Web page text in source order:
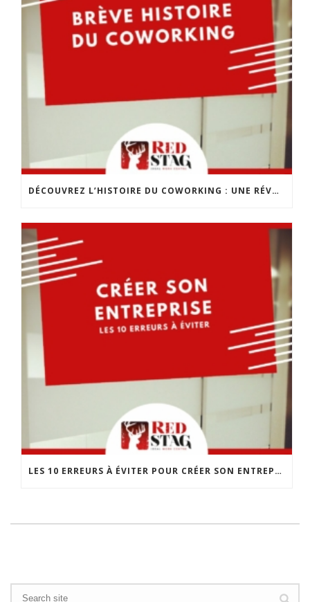
DÉCOUVREZ L’HISTOIRE DU COWORKING : UNE RÉVOLUTION DANS LE MONDE DU TRAVAIL
LES 10 ERREURS À ÉVITER POUR CRÉER SON ENTREPRISE